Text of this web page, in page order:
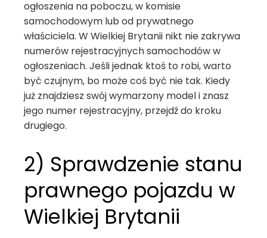
ogłoszenia na poboczu, w komisie
samochodowym lub od prywatnego
właściciela. W Wielkiej Brytanii nikt nie zakrywa
numerów rejestracyjnych samochodów w
ogłoszeniach. Jeśli jednak ktoś to robi, warto
być czujnym, bo może coś być nie tak. Kiedy
już znajdziesz swój wymarzony model i znasz
jego numer rejestracyjny, przejdź do kroku
drugiego.
2) Sprawdzenie stanu
prawnego pojazdu w
Wielkiej Brytanii